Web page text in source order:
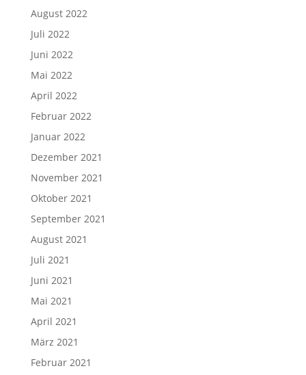
August 2022
Juli 2022
Juni 2022
Mai 2022
April 2022
Februar 2022
Januar 2022
Dezember 2021
November 2021
Oktober 2021
September 2021
August 2021
Juli 2021
Juni 2021
Mai 2021
April 2021
März 2021
Februar 2021